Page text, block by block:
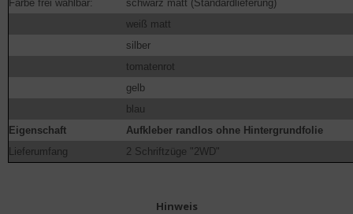
Farbe frei wählbar:
schwarz matt (Standardlieferung)
weiß matt
silber
tomatenrot
gelb
blau
Eigenschaft
Aufkleber randlos ohne Hintergrundfolie
Lieferumfang
2 Schriftzüge "2WD"
Hinweis